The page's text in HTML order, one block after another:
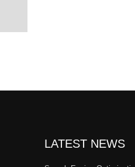
LATEST NEWS